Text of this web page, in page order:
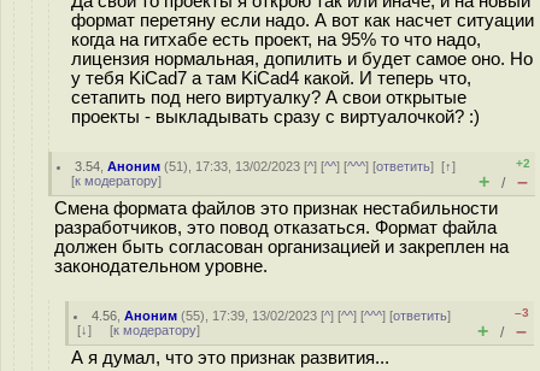
формат перетяну если надо. А вот как насчет ситуации
когда на гитхабе есть проект, на 95% то что надо,
лицензия нормальная, допилить и будет самое оно. Но
у тебя KiCad7 а там KiCad4 какой. И теперь что,
сетапить под него виртуалку? А свои открытые
проекты - выкладывать сразу с виртуалочкой? :)
3.54 ,Аноним (51), 17:33, 13/02/2023 [^] [^^] [^^^] [ответить][↑]
[к модератору]
+2
+ / –
Смена формата файлов это признак нестабильности
разработчиков, это повод отказаться. Формат файла
должен быть согласован организацией и закреплен на
законодательном уровне.
4.56 ,Аноним (55), 17:39, 13/02/2023 [^] [^^] [^^^] [ответить]
[↓] [к модератору]
–3
+ / –
А я думал, что это признак развития...